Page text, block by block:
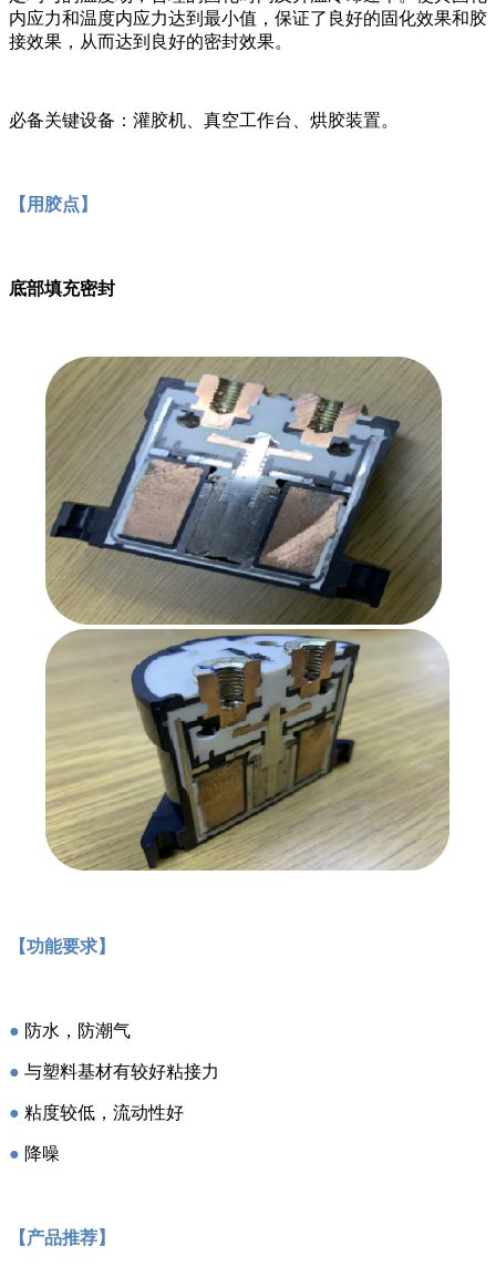
内应力和温度内应力达到最小值，保证了良好的固化效果和胶
接效果，从而达到良好的密封效果。
必备关键设备：灌胶机、真空工作台、烘胶装置。
【用胶点】
底部填充密封
【功能要求】
● 防水，防潮气
● 与塑料基材有较好粘接力
● 粘度较低，流动性好
● 降噪
【产品推荐】